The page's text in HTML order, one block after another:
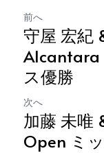
前へ
守屋 宏紀
Alcantara
ス優勝
次へ
加藤 未唯
Open ミ